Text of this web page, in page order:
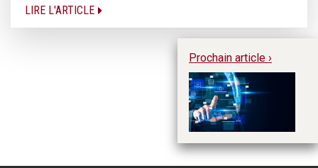
LIRE L'ARTICLE
Prochain article ›